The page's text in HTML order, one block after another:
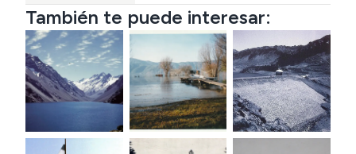
También te puede interesar: